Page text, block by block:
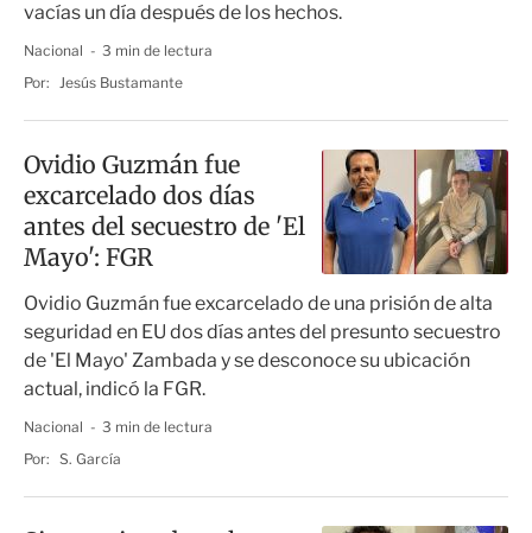
vacías un día después de los hechos.
Nacional
3 min de lectura
Por: Jesús Bustamante
Ovidio Guzmán fue
excarcelado dos días
antes del secuestro de 'El
Mayo': FGR
Ovidio Guzmán fue excarcelado de una prisión de alta
seguridad en EU dos días antes del presunto secuestro
de 'El Mayo' Zambada y se desconoce su ubicación
actual, indicó la FGR.
Nacional
3 min de lectura
Por: S. García